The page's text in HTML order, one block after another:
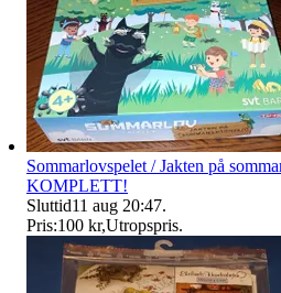
Sommarlovspelet / Jakten på
KOMPLETT!
Sluttid11 aug 20:47.
Pris:100 kr,Utropspris.